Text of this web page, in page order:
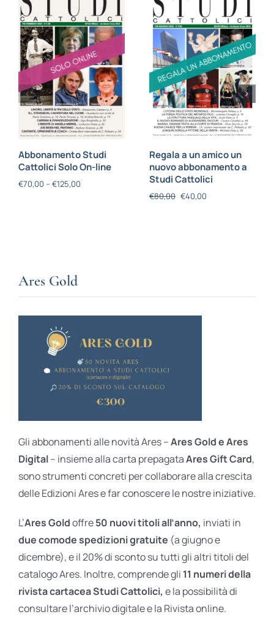
Abbonamento Studi
Cattolici Solo On-line
€70,00 – €125,00
Regala a un amico un
nuovo abbonamento a
Studi Cattolici
€80,00 €40,00
Ares Gold
Gli abbonamenti alle novità Ares –Ares Gold e Ares
Digital– insieme alla carta prepagataAres Gift Card,
sono strumenti concreti per collaborare alla crescita
delle Edizioni Ares e far conoscere le nostre iniziative.
L’Ares Goldoffre50 nuovi titoli all’anno, inviati in
due comode spedizioni gratuite (a giugno e
dicembre), e il 20% di sconto su tutti gli altri titoli del
catalogo Ares. Inoltre, comprende gli 11 numeri della
rivista cartacea Studi Cattolici, e la possibilità di
consultare l’archivio digitale e la Rivista online.